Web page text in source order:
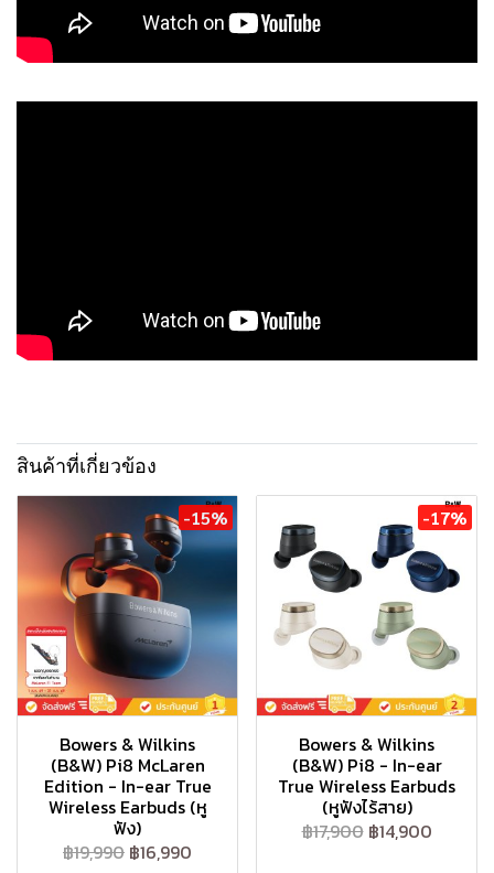
สินค้าที่เกี่ยวข้อง
-15%
Bowers & Wilkins
(B&W) Pi8 McLaren
Edition - In-ear True
Wireless Earbuds (หู
ฟัง)
฿19,990 ฿16,990
-17%
Bowers & Wilkins
(B&W) Pi8 - In-ear
True Wireless Earbuds
(หูฟังไร้สาย)
฿17,900 ฿14,900